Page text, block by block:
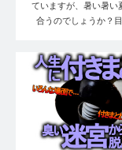
ていますが、暑い暑い
合うのでしょうか？